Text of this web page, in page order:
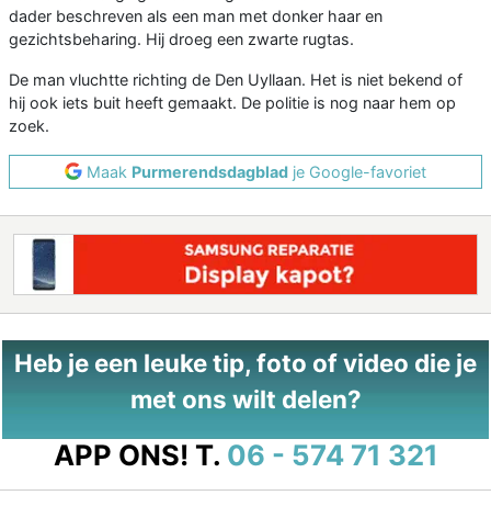
dader beschreven als een man met donker haar en
gezichtsbeharing. Hij droeg een zwarte rugtas.
De man vluchtte richting de Den Uyllaan. Het is niet bekend of
hij ook iets buit heeft gemaakt. De politie is nog naar hem op
zoek.
Maak Purmerendsdagblad je Google-favoriet
Heb je een leuke tip, foto of video die je
met ons wilt delen?
APP ONS! T. 06 - 574 71 321